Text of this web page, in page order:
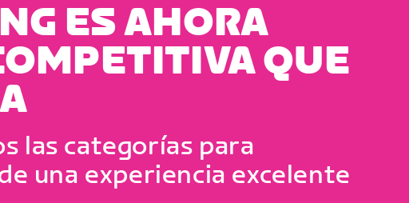
ES AHORA
QUE
las categorías para
una experiencia excelente